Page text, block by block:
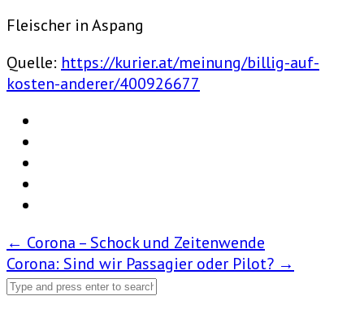
Fleischer in Aspang
Quelle: https://kurier.at/meinung/billig-auf-
kosten-anderer/400926677
Post
navigation
← Corona – Schock und Zeitenwende
Corona: Sind wir Passagier oder Pilot? →